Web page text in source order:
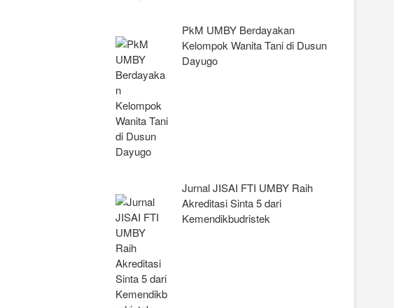
PkM UMBY Berdayakan
Kelompok Wanita Tani di Dusun
Dayugo
Jurnal JISAI FTI UMBY Raih
Akreditasi Sinta 5 dari
Kemendikbudristek